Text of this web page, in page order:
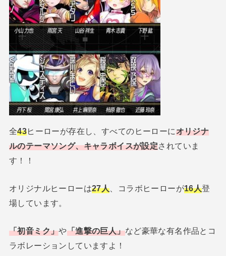
全43ヒーローが存在し、すべてのヒーローにオリジナ
ルのテーマソング、キャラボイスが設定されていま
す！！
オリジナルヒーローは27人 、コラボヒーローが16人登
場しています。
「初音ミク」や「進撃の巨人」など豪華な有名作品とコ
ラボレーションしていますよ！